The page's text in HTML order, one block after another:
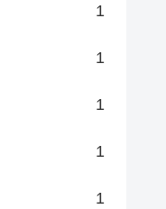
1
1
1
1
1